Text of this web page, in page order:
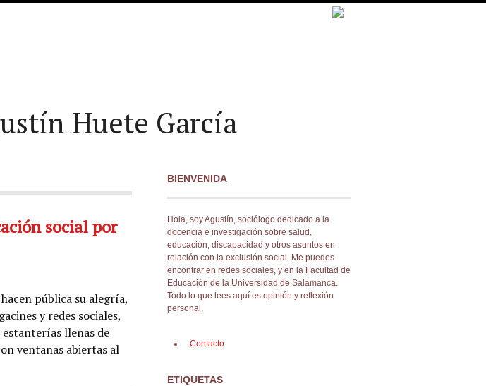
Huete García
social por
pública su alegría,
y redes sociales,
estanterías llenas de
ventanas abiertas al
BIENVENIDA
Hola, soy Agustín, sociólogo dedicado a la
docencia e investigación sobre salud,
educación, discapacidad y otros asuntos en
relación con la exclusión social. Me puedes
encontrar en redes sociales, y en la Facultad de
Educación de la Universidad de Salamanca.
Todo lo que lees aquí es opinión y reflexión
personal.
Contacto
ETIQUETAS